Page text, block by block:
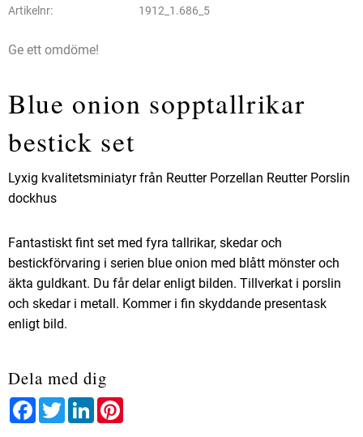
Artikelnr
1912_1.686_5
Ge ett omdöme!
Blue onion sopptallrikar
bestick set
Lyxig kvalitetsminiatyr från Reutter Porzellan Reutter Porslin
dockhus
Fantastiskt fint set med fyra tallrikar, skedar och
bestickförvaring i serien blue onion med blått mönster och
äkta guldkant. Du får delar enligt bilden. Tillverkat i porslin
och skedar i metall. Kommer i fin skyddande presentask
enligt bild.
Dela med dig
FacebookTwitterLinkedIn